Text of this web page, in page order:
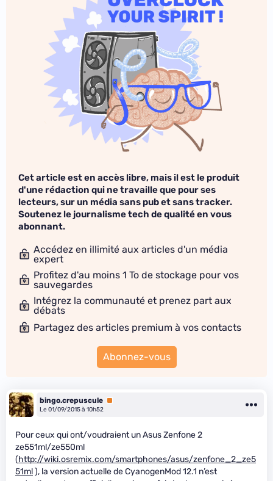
Cet article est en accès libre, mais il est le produit
d'une rédaction qui ne travaille que pour ses
lecteurs, sur un média sans pub et sans tracker.
Soutenez le journalisme tech de qualité en vous
abonnant.
Accédez en illimité aux articles d'un média
expert
Profitez d'au moins 1 To de stockage pour vos
sauvegardes
Intégrez la communauté et prenez part aux
débats
Partagez des articles premium à vos contacts
Abonnez-vous
bingo.crepuscule Premium
Le 01/09/2015 à 10h52
Pour ceux qui ont/voudraient un Asus Zenfone 2
ze551ml/ze550ml
(http://wiki.osremix.com/smartphones/asus/zenfone_2_ze5
51ml), la version actuelle de CyanogenMod 12.1 n’est